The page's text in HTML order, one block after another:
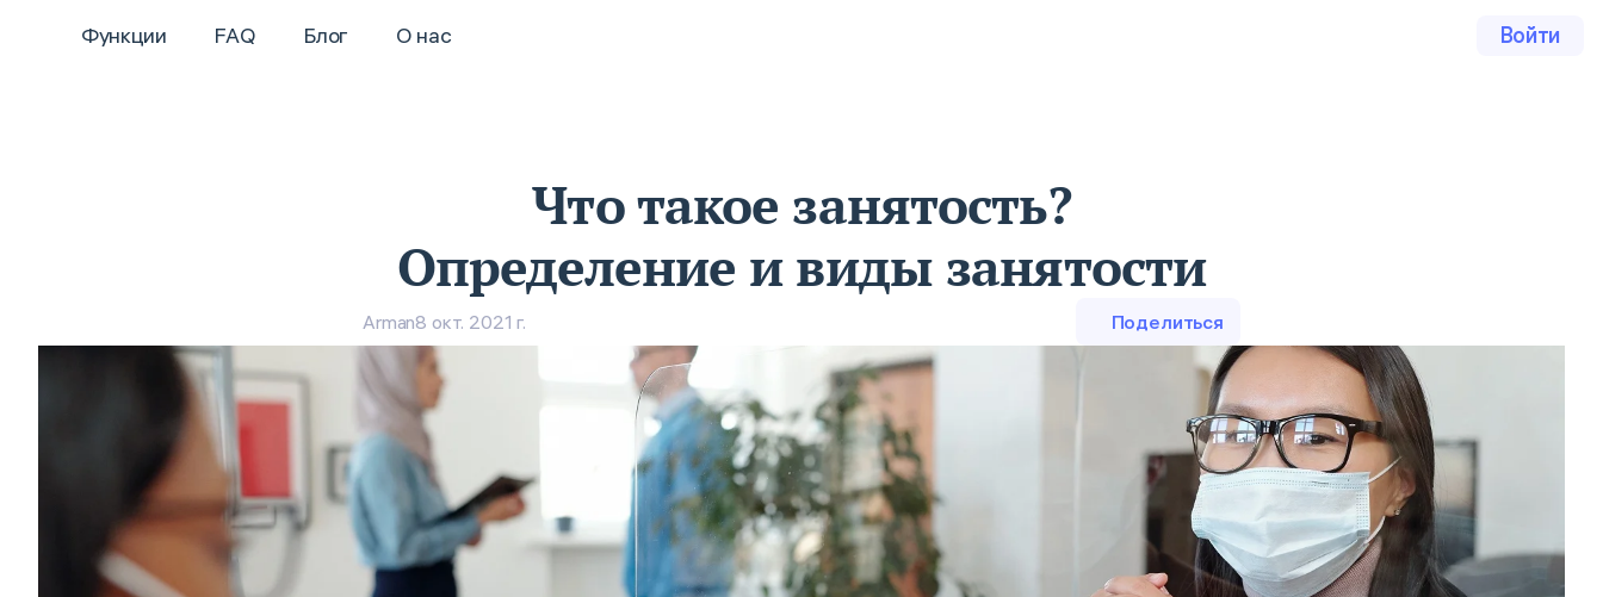
Функции FAQ Блог О нас Войти
Что такое занятость?
Определение и виды занятости
Arman8 окт. 2021 г. Поделиться